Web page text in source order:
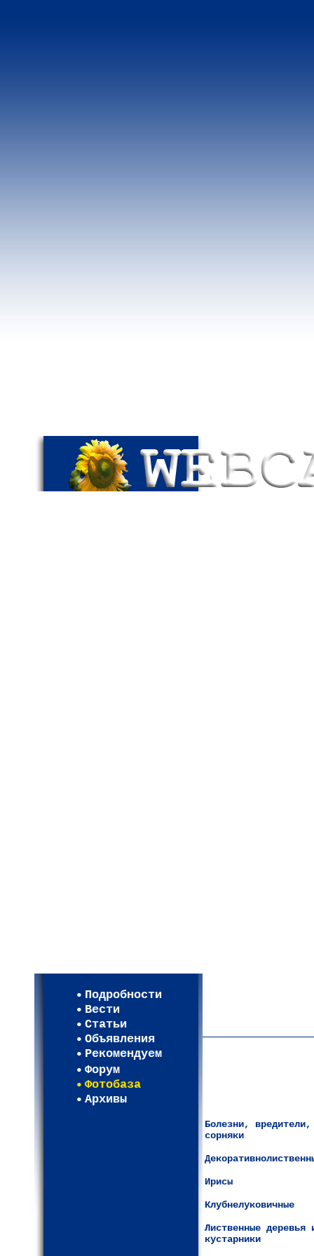
Подробности
Вести
Статьи
Объявления
Рекомендуем
Форум
Фотобаза
Архивы
Болезни, вредители,
сорняки
Ирисы
Клубнелуковичные
Лиственные деревья
кустарники